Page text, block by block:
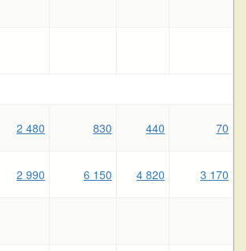
2 480 830 440 70
2 990 6 150 4 820 3 170